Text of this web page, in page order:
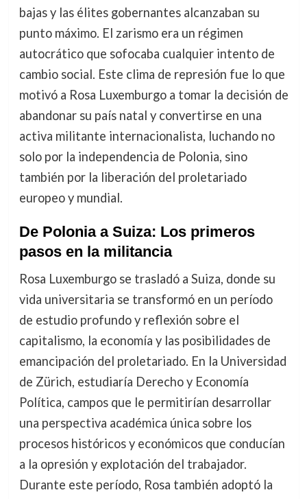
bajas y las élites gobernantes alcanzaban su
punto máximo. El zarismo era un régimen
autocrático que sofocaba cualquier intento de
cambio social. Este clima de represión fue lo que
motivó a Rosa Luxemburgo a tomar la decisión de
abandonar su país natal y convertirse en una
activa militante internacionalista, luchando no
solo por la independencia de Polonia, sino
también por la liberación del proletariado
europeo y mundial.
De Polonia a Suiza: Los primeros
pasos en la militancia
Rosa Luxemburgo se trasladó a Suiza, donde su
vida universitaria se transformó en un período
de estudio profundo y reflexión sobre el
capitalismo, la economía y las posibilidades de
emancipación del proletariado. En la Universidad
de Zürich, estudiaría Derecho y Economía
Política, campos que le permitirían desarrollar
una perspectiva académica única sobre los
procesos históricos y económicos que conducían
a la opresión y explotación del trabajador.
Durante este período, Rosa también adoptó la